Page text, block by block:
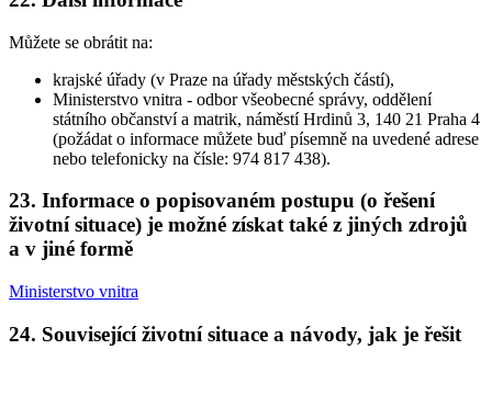
Můžete se obrátit na:
krajské úřady (v Praze na úřady městských částí),
Ministerstvo vnitra - odbor všeobecné správy, oddělení
státního občanství a matrik, náměstí Hrdinů 3, 140 21 Praha 4
(požádat o informace můžete buď písemně na uvedené adrese
nebo telefonicky na čísle: 974 817 438).
23. Informace o popisovaném postupu (o řešení
životní situace) je možné získat také z jiných zdrojů
a v jiné formě
Ministerstvo vnitra
24. Související životní situace a návody, jak je řešit